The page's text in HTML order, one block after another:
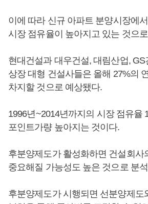
이에 따라 신규 아파트 분양시장에
시장 점유율이 높아지고 있는 것으
현대건설과 대우건설, 대림산업,
상장 대형 건설사들은 올해 27%의
차지할 것으로 예상됐다.
1996년~2014년까지의 시장 점유율
포인트가량 높아지는 것이다.
후분양제도가 활성화하면 건설회사
중요해질 가능성도 높은 것으로 분
후분양제도가 시행되면 선분양제도